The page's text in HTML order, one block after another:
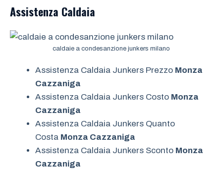
Assistenza Caldaia
caldaie a condesanzione junkers milano
Assistenza Caldaia Junkers Prezzo Monza
Cazzaniga
Assistenza Caldaia Junkers Costo Monza
Cazzaniga
Assistenza Caldaia Junkers Quanto
Costa Monza Cazzaniga
Assistenza Caldaia Junkers Sconto Monza
Cazzaniga